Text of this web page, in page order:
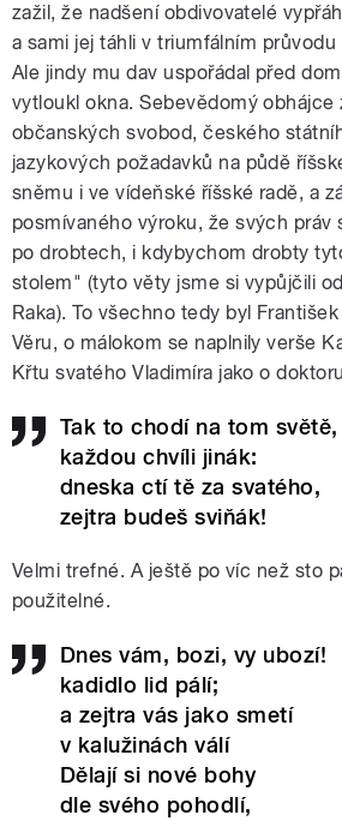
zažil, že nadšení obdivovatelé
a sami jej táhli v triumfálním
Ale jindy mu dav uspořádal před
vytloukl okna. Sebevědomý obhájce
občanských svobod, českého
jazykových požadavků na půdě
sněmu i ve vídeňské říšské radě, a
posmívaného výroku, že svých práv
po drobtech, i kdybychom drobty
stolem" (tyto věty jsme si vypůjčili
Raka). To všechno tedy byl
Věru, o málokom se naplnily verše
Křtu svatého Vladimíra jako o
Tak to chodí na tom světě,
každou chvíli jinák:
dneska ctí tě za svatého,
zejtra budeš sviňák!
Velmi trefné. A ještě po víc než sto
použitelné.
Dnes vám, bozi, vy ubozí!
kadidlo lid pálí;
a zejtra vás jako smetí
v kalužinách válí
Dělají si nové bohy
dle svého pohodlí,